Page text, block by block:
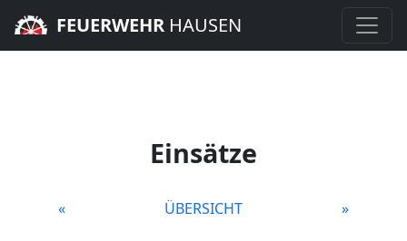
FEUERWEHRHAUSEN
Einsätze
« ÜBERSICHT »